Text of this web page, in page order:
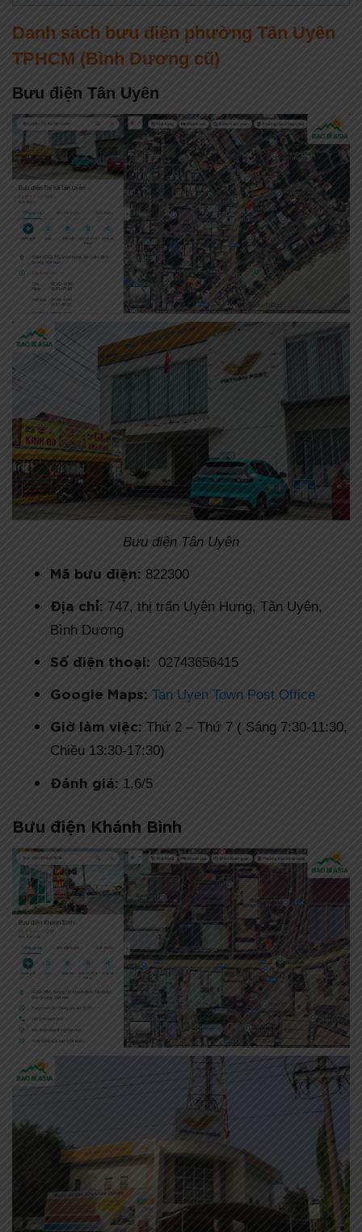
Danh sách bưu điện phường Tân Uyên
TPHCM (Bình Dương cũ)
Bưu điện Tân Uyên
Bưu điện Tân Uyên
Mã bưu điện: 822300
Địa chỉ: 747, thị trấn Uyên Hưng, Tân Uyên,
Bình Dương
Số điện thoại:02743656415
Google Maps: Tan Uyen Town Post Office
Giờ làm việc: Thứ 2 – Thứ 7 ( Sáng 7:30-11:30,
Chiều 13:30-17:30)
Đánh giá: 1,6/5
Bưu điện Khánh Bình